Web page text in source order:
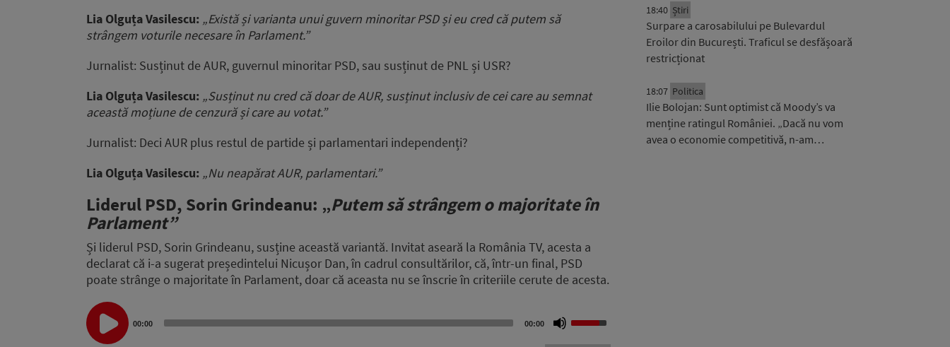
Lia Olguța Vasilescu: „Există și varianta unui guvern minoritar PSD și eu cred că putem să
strângem voturile necesare în Parlament.”
Jurnalist: Susținut de AUR, guvernul minoritar PSD, sau susținut de PNL și USR?
Lia Olguța Vasilescu: „Susținut nu cred că doar de AUR, susținut inclusiv de cei care au semnat
această moțiune de cenzură și care au votat.”
Jurnalist: Deci AUR plus restul de partide și parlamentari independenți?
Lia Olguța Vasilescu: „Nu neapărat AUR, parlamentari.”
Liderul PSD, Sorin Grindeanu: „Putem să strângem o majoritate în
Parlament”
Și liderul PSD, Sorin Grindeanu, susține această variantă. Invitat aseară la România TV, acesta a
declarat că i-a sugerat președintelui Nicușor Dan, în cadrul consultărilor, că, într-un final, PSD
poate strânge o majoritate în Parlament, doar că aceasta nu se înscrie în criteriile cerute de acesta.
Audio
Player
00:00 00:00
Up/Down
18:40 Știri
Surpare a carosabilului pe Bulevardul
Eroilor din București. Traficul se desfășoară
restricționat
18:07 Politica
Ilie Bolojan: Sunt optimist că Moody’s va
menține ratingul României. „Dacă nu vom
avea o economie competitivă, n-am…